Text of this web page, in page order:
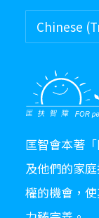
匡智會本著
及他們的家
權的機會，